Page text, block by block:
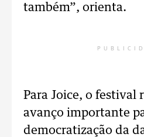
também”, orienta.
Para Joice, o festival
avanço importante
democratização da